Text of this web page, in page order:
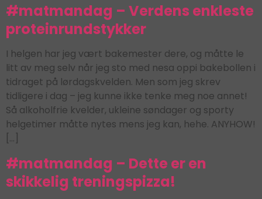
#matmandag – Verdens enkleste
proteinrundstykker
I helgen har jeg vært bakemester dere, og måtte le
litt av meg selv når jeg sto med nesa oppi bakebollen i
tidraget på lørdagskvelden. Men som jeg skrev
tidligere i dag – jeg kunne ikke tenke meg noe annet!
Så alkoholfrie kvelder, ukleine søndager og sporty
helgetimer måtte nytes mens jeg kan, hehe. ANYHOW!
[…]
#matmandag – Dette er en
skikkelig treningspizza!